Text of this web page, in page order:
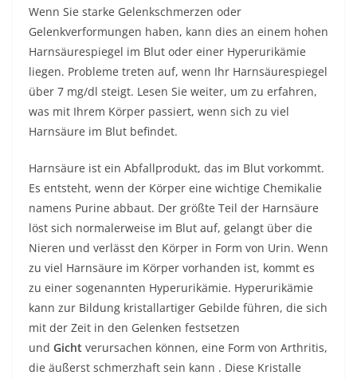
Wenn Sie starke Gelenkschmerzen oder
Gelenkverformungen haben, kann dies an einem hohen
Harnsäurespiegel im Blut oder einer Hyperurikämie
liegen. Probleme treten auf, wenn Ihr Harnsäurespiegel
über 7 mg/dl steigt. Lesen Sie weiter, um zu erfahren,
was mit Ihrem Körper passiert, wenn sich zu viel
Harnsäure im Blut befindet.
Harnsäure ist ein Abfallprodukt, das im Blut vorkommt.
Es entsteht, wenn der Körper eine wichtige Chemikalie
namens Purine abbaut. Der größte Teil der Harnsäure
löst sich normalerweise im Blut auf, gelangt über die
Nieren und verlässt den Körper in Form von Urin. Wenn
zu viel Harnsäure im Körper vorhanden ist, kommt es
zu einer sogenannten Hyperurikämie. Hyperurikämie
kann zur Bildung kristallartiger Gebilde führen, die sich
mit der Zeit in den Gelenken festsetzen
und Gicht verursachen können, eine Form von Arthritis,
die äußerst schmerzhaft sein kann . Diese Kristalle